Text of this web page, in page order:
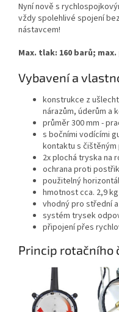
Nyní nově s
vždy spolehlivé spojení
nástavcem!
Max. tlak: 160 barů;
Vybavení a
konstrukce z
nárazům, úderům a
průměr 300 mm -
s bočními vodícími
kontaktu s
2x plochá tryska na
ochrana proti
použitelný
hmotnost cca. 2,9 kg
vhodný pro střední
systém trysek
připojení přes
Princip rotačního